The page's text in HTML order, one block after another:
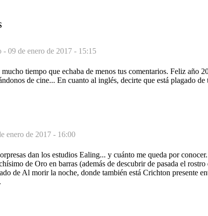
- 09 de enero de 2017 - 15:15
tiempo que echaba de menos tus comentarios. Feliz año
de cine... En cuanto al inglés, decirte que está plagado
enero de 2017 - 16:00
dan los estudios Ealing... y cuánto me queda por
de Oro en barras (además de descubrir de pasada el
de Al morir la noche, donde también está Crichton presente